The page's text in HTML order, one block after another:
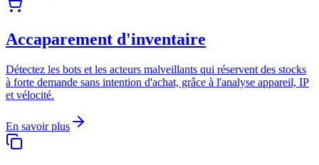
Accaparement d'inventaire
Détectez les bots et les acteurs malveillants qui réservent des stocks
à forte demande sans intention d'achat, grâce à l'analyse appareil, IP
et vélocité.
En savoir plus